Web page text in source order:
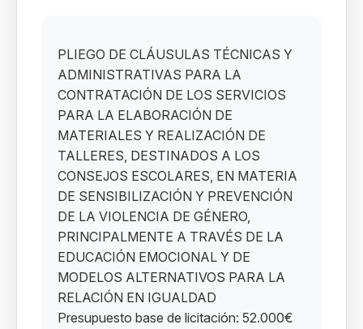
PLIEGO DE CLÁUSULAS TÉCNICAS Y
ADMINISTRATIVAS PARA LA
CONTRATACIÓN DE LOS SERVICIOS
PARA LA ELABORACIÓN DE
MATERIALES Y REALIZACIÓN DE
TALLERES, DESTINADOS A LOS
CONSEJOS ESCOLARES, EN MATERIA
DE SENSIBILIZACIÓN Y PREVENCIÓN
DE LA VIOLENCIA DE GÉNERO,
PRINCIPALMENTE A TRAVÉS DE LA
EDUCACIÓN EMOCIONAL Y DE
MODELOS ALTERNATIVOS PARA LA
RELACIÓN EN IGUALDAD
Presupuesto base de licitación: 52.000€